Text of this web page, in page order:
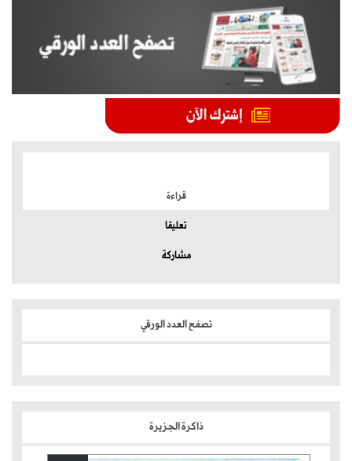
قراءة
تعليقا
مشاركة
تصفح العدد الورقي
ذاكرة الجزيرة